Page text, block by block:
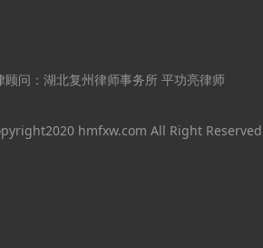
问：湖北复州律师事务所 平功亮律师
hmfxw.com All Right